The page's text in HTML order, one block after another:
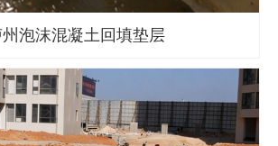
泡沫混凝土回填垫层